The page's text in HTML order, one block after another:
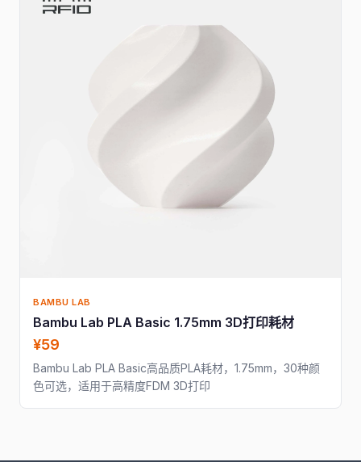
BAMBU LAB
Bambu Lab PLA Basic 1.75mm 3D打印耗材
¥59
Bambu Lab PLA Basic高品质PLA耗材，1.75mm，30种颜
色可选，适用于高精度FDM 3D打印